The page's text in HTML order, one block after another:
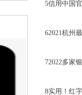
5信用中国
62021杭州
72022多家银
8实用！红